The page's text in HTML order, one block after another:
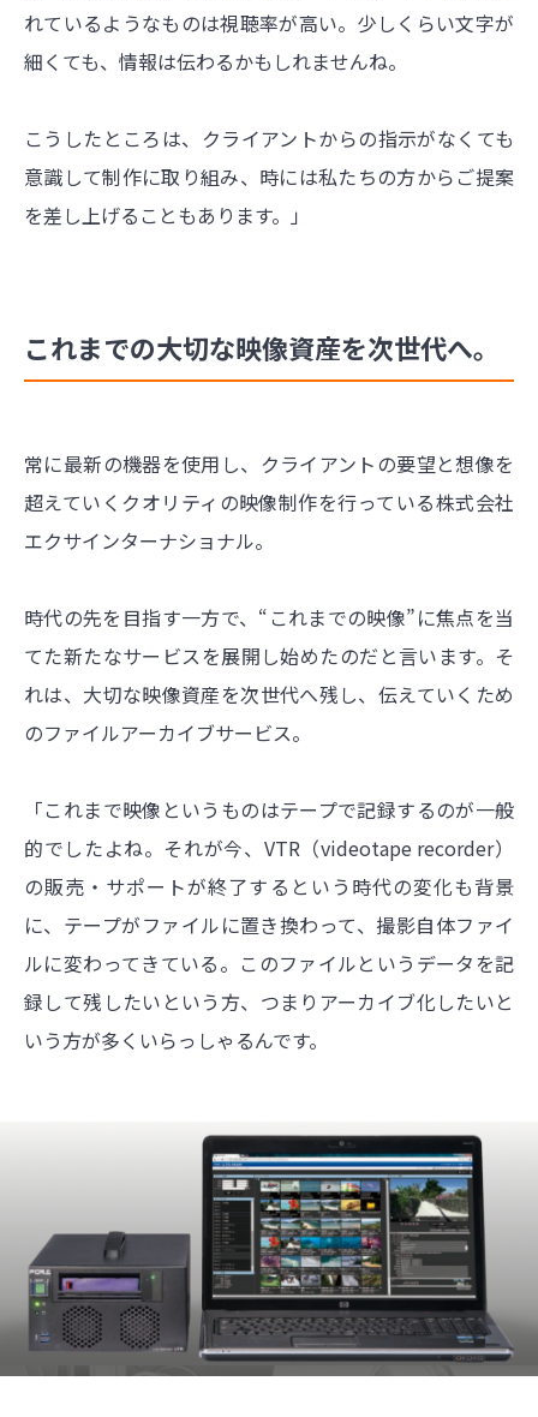
れているようなものは視聴率が高い。少しくらい文字が
細くても、情報は伝わるかもしれませんね。
こうしたところは、クライアントからの指示がなくても
意識して制作に取り組み、時には私たちの方からご提案
を差し上げることもあります。」
これまでの大切な映像資産を次世代へ。
常に最新の機器を使用し、クライアントの要望と想像を
超えていくクオリティの映像制作を行っている株式会社
エクサインターナショナル。
時代の先を目指す一方で、“これまでの映像”に焦点を当
てた新たなサービスを展開し始めたのだと言います。そ
れは、大切な映像資産を次世代へ残し、伝えていくため
のファイルアーカイブサービス。
「これまで映像というものはテープで記録するのが一般
的でしたよね。それが今、VTR（videotape recorder）
の販売・サポートが終了するという時代の変化も背景
に、テープがファイルに置き換わって、撮影自体ファイ
ルに変わってきている。このファイルというデータを記
録して残したいという方、つまりアーカイブ化したいと
いう方が多くいらっしゃるんです。